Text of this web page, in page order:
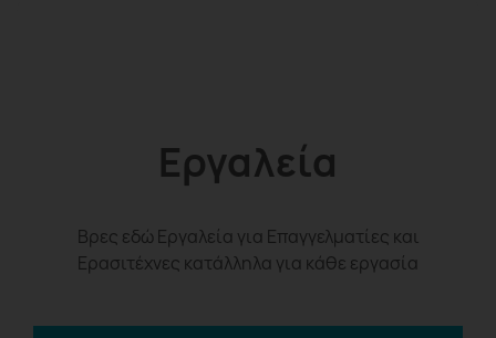
Εργαλεία
Βρες εδώ Εργαλεία για Επαγγελματίες και
Ερασιτέχνες κατάλληλα για κάθε εργασία